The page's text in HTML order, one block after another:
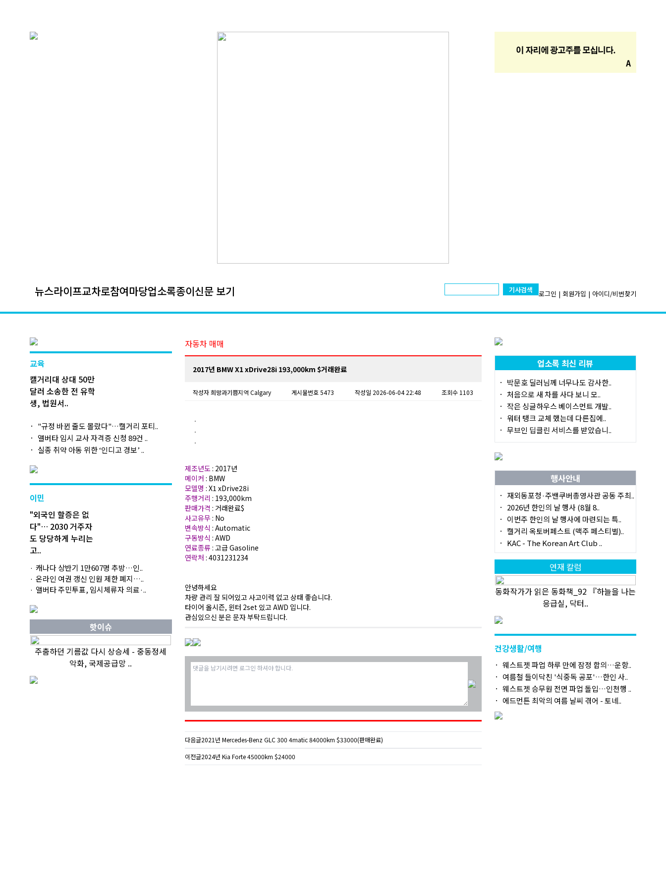
뉴스라이프교차로참여마당업소록종이신문 보기 기사검색 로그인 | 회원가입 | 아이디/비번찾기
교육
캘거리대 상대 50만
달러 소송한 전 유학
생, 법원서..
"규정 바뀐 줄도 몰랐다"…캘거리 포티..
앨버타 임시 교사 자격증 신청 89건 ..
실종 취약 아동 위한 ‘인디고 경보’ ..
이민
"외국인 할증은 없
다"… 2030 거주자
도 당당하게 누리는
고..
캐나다 상반기 1만607명 추방…인..
온라인 여권 갱신 인원 제한 폐지…..
앨버타 주민투표, 임시체류자 의료·..
핫이슈
주춤하던 기름값 다시 상승세 - 중동정세
악화, 국제공급망 ..
자동차 매매
2017년 BMW X1 xDrive28i 193,000km $거래완료
작성자희망과기쁨지역 Calgary 게시물번호 5473 작성일 2026-06-04 22:48 조회수 1103
제조년도: 2017년
메이커 : BMW
모델명 : X1 xDrive28i
주행거리 : 193,000km
판매가격 : 거래완료$
사고유무: No
변속방식 : Automatic
구동방식 : AWD
연료종류 : 고급 Gasoline
연락처 : 4031231234
안녕하세요
차량 관리 잘 되어있고 사고이력 없고 상태 좋습니다.
타이어 올시즌, 윈터 2set 있고 AWD 입니다.
관심있으신 분은 문자 부탁드립니다.
다음글2021년 Mercedes-Benz GLC 300 4matic 84000km $33000(판매완료)
이전글2024년 Kia Forte 45000km $24000
업소록 최신 리뷰
박문호 딜러님께 너무나도 감사한..
처음으로 새 차를 사다 보니 모..
작은 싱글하우스 베이스먼트 개발..
워터 탱크 교체 했는데 다른집에..
무브인 딥클린 서비스를 받았습니..
행사안내
재외동포청·주밴쿠버총영사관 공동 주최..
2026년 한인의 날 행사 (8월 8..
이번주 한인의 날 행사에 마련되는 특..
캘거리 옥토버페스트 (맥주 페스티벌)..
KAC - The Korean Art Club ..
연재 칼럼
동화작가가 읽은 동화책_92 『하늘을 나는
응급실, 닥터..
건강생활/여행
웨스트젯 파업 하루 만에 잠정 합의…운항..
여름철 들이닥친 '식중독 공포'…한인 사..
웨스트젯 승무원 전면 파업 돌입…인천행 ..
에드먼튼 최악의 여름 날씨 겪어 - 토네..